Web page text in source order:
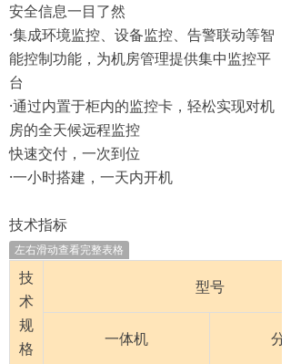
安全信息一目了然
·集成环境监控、设备监控、告警联动等智
能控制功能，为机房管理提供集中监控平
台
·通过内置于柜内的监控卡，轻松实现对机
房的全天候远程监控
快速交付，一次到位
·一小时搭建，一天内开机
技术指标
左右滑动查看完整表格
技
术
规
格
型号
一体机 分